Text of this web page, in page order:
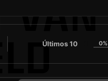
VAN
Últimos 10 0%